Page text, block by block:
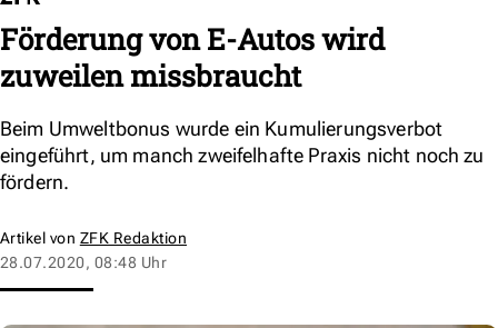
Förderung von E-Autos wird
zuweilen missbraucht
Beim Umweltbonus wurde ein Kumulierungsverbot
eingeführt, um manch zweifelhafte Praxis nicht noch zu
fördern.
Artikel von ZFK Redaktion
28.07.2020, 08:48 Uhr